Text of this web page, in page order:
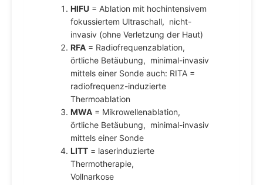
HIFU = Ablation mit hochintensivem
fokussiertem Ultraschall, nicht-
invasiv (ohne Verletzung der Haut)
RFA = Radiofrequenzablation,
örtliche Betäubung, minimal-invasiv
mittels einer Sonde auch: RITA =
radiofrequenz-induzierte
Thermoablation
MWA = Mikrowellenablation,
örtliche Betäubung, minimal-invasiv
mittels einer Sonde
LITT = laserinduzierte
Thermotherapie,
Vollnarkose